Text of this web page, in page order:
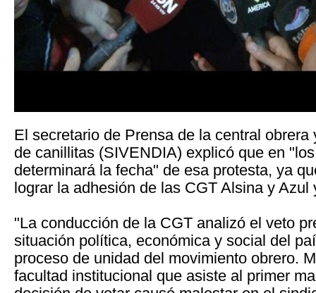
El secretario de Prensa de la central obrera
de canillitas (SIVENDIA) explicó que en
determinará la fecha" de esa protesta, ya
lograr la adhesión de las CGT Alsina y Azul
"La conducción de la CGT analizó el veto
situación política, económica y social del
proceso de unidad del movimiento obrero.
facultad institucional que asiste al primer